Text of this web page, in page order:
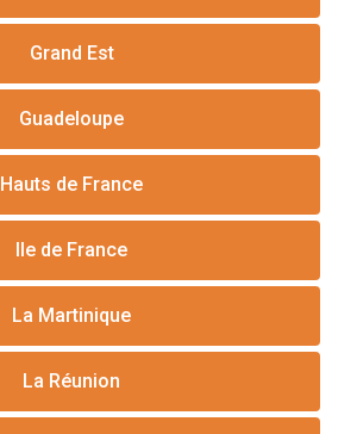
Grand Est
Guadeloupe
Hauts de France
Ile de France
La Martinique
La Réunion